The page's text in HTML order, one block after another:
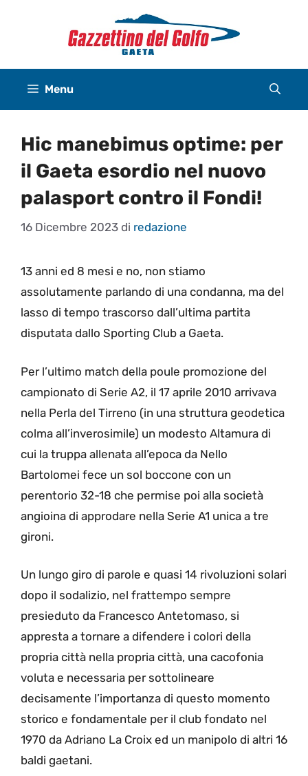
Menu
Hic manebimus optime: per
il Gaeta esordio nel nuovo
palasport contro il Fondi!
16 Dicembre 2023 di redazione
13 anni ed 8 mesi e no, non stiamo
assolutamente parlando di una condanna, ma del
lasso di tempo trascorso dall’ultima partita
disputata dallo Sporting Club a Gaeta.
Per l’ultimo match della poule promozione del
campionato di Serie A2, il 17 aprile 2010 arrivava
nella Perla del Tirreno (in una struttura geodetica
colma all’inverosimile) un modesto Altamura di
cui la truppa allenata all’epoca da Nello
Bartolomei fece un sol boccone con un
perentorio 32-18 che permise poi alla società
angioina di approdare nella Serie A1 unica a tre
gironi.
Un lungo giro di parole e quasi 14 rivoluzioni solari
dopo il sodalizio, nel frattempo sempre
presieduto da Francesco Antetomaso, si
appresta a tornare a difendere i colori della
propria città nella propria città, una cacofonia
voluta e necessaria per sottolineare
decisamente l’importanza di questo momento
storico e fondamentale per il club fondato nel
1970 da Adriano La Croix ed un manipolo di altri 16
baldi gaetani.